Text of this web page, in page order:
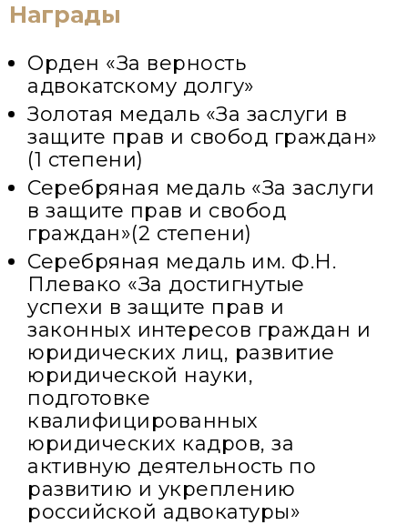
Награды
Орден «За верность
адвокатскому долгу»
Золотая медаль «За заслуги в
защите прав и свобод граждан»
(1 степени)
Серебряная медаль «За заслуги
в защите прав и свобод
граждан»(2 степени)
Серебряная медаль им. Ф.Н.
Плевако «За достигнутые
успехи в защите прав и
законных интересов граждан и
юридических лиц, развитие
юридической науки,
подготовке
квалифицированных
юридических кадров, за
активную деятельность по
развитию и укреплению
российской адвокатуры»